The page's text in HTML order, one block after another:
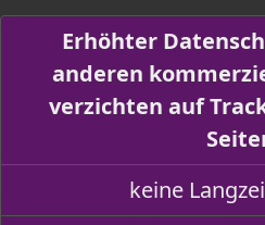
Erhöhter
anderen
verzichten auf
keine